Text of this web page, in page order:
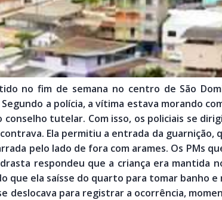
no fim de semana no centro de São
a polícia, a vítima estava morando
conselho tutelar. Com isso, os policiais se
Ela permitiu a entrada da
pelo lado de fora com arames. Os PMs
respondeu que a criança era mantida
que ela saísse do quarto para tomar banho e
deslocava para registrar a ocorrência,